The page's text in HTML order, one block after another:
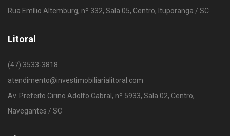
Rua Emílio Altemburg, nº 332, Sala 05, Centro, Ituporanga / SC
Litoral
(47) 3533-3818
atendimento@investimobiliarialitoral.com
Av. Prefeito Cirino Adolfo Cabral, nº 5933, Sala 02, Centro,
Navegantes / SC